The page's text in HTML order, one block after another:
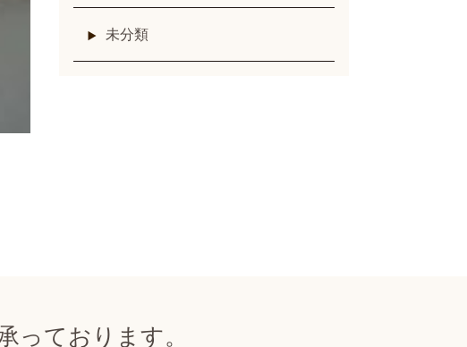
未分類
っております。